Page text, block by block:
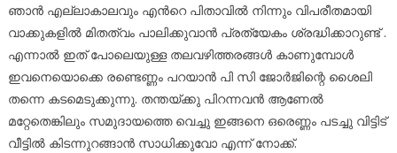
ഞാൻ എല്ലാകാലവും എന്‍റെ പിതാവിൽ നിന്നും വിപരീതമായി
വാക്കുകളിൽ മിതത്വം പാലിക്കുവാൻ പ്രത്യേകം ശ്രദ്ധിക്കാറുണ്ട് .
എന്നാൽ ഇത് പോലെയുള്ള തലവഴിത്തരങ്ങൾ കാണുമ്പോൾ
ഇവനെയൊക്കെ രണ്ടെണ്ണം പറയാൻ പി സി ജോർജിന്റെ ശൈലി
തന്നെ കടമെടുക്കുന്നു. തന്തയ്ക്കു പിറന്നവൻ ആണേൽ
മറ്റേതെങ്കിലും സമുദായത്തെ വെച്ചു ഇങ്ങനെ ഒരെണ്ണം പടച്ചു വിട്ടിട്
വീട്ടിൽ കിടന്നുറങ്ങാൻ സാധിക്കുവോ എന്ന് നോക്ക്.